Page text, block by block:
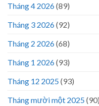
Tháng 4 2026(89)
Tháng 3 2026(92)
Tháng 2 2026(68)
Tháng 1 2026(93)
Tháng 12 2025(93)
Tháng mười một 2025(90)